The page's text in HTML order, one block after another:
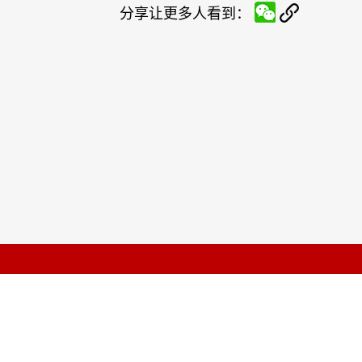
分享让更多人看到：